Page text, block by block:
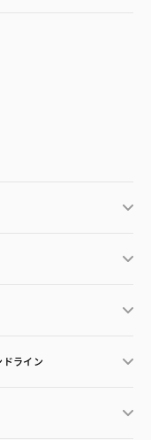
ドライン